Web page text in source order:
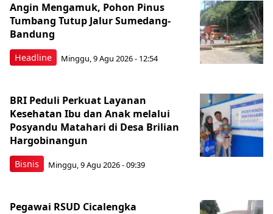
Headline
Angin Mengamuk, Pohon Pinus
Tumbang Tutup Jalur Sumedang-
Bandung
Minggu, 9 Agu 2026 - 12:54
Bisnis
BRI Peduli Perkuat Layanan
Kesehatan Ibu dan Anak melalui
Posyandu Matahari di Desa Brilian
Hargobinangun
Minggu, 9 Agu 2026 - 09:39
Pegawai RSUD Cicalengka